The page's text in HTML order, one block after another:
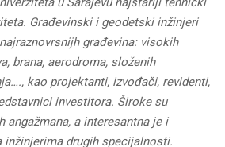
Građevinski i geodetski inžinjeri
građevina: visokih
brana, aerodroma, složenih
kao projektanti, izvođači, revidenti,
investitora. Široke su
angažmana, a interesantna je i
inžinjerima drugih specijalnosti.